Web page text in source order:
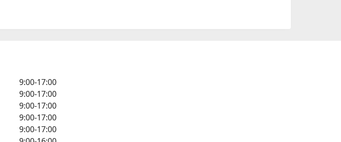
9:00-17:00
9:00-17:00
9:00-17:00
9:00-17:00
9:00-17:00